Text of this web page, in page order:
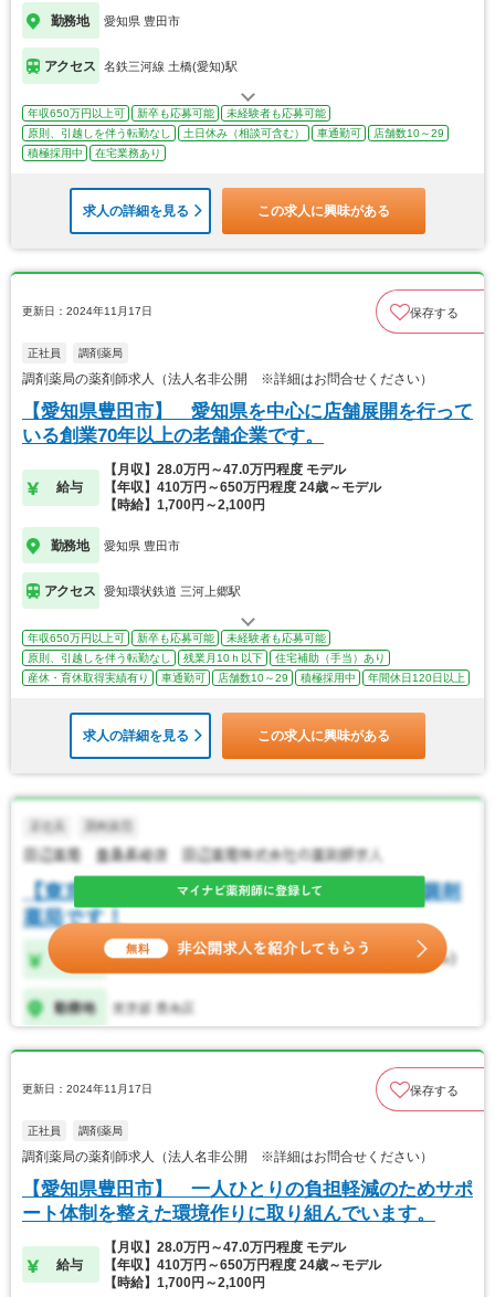
勤務地 愛知県 豊田市
アクセス 名鉄三河線 土橋(愛知)駅
年収650万円以上可 新卒も応募可能
未経験者も応募可能
原則、引越しを伴う転勤なし
土日休み（相談可含む） 車通勤可
店舗数10～29
積極採用中
在宅業務あり
求人の詳細を見る この求人に興味がある
更新日：2024年11月17日 保存する
正社員 調剤薬局
調剤薬局の薬剤師求人（法人名非公開 ※詳細はお問合せください）
【愛知県豊田市】 愛知県を中心に店舗展開を行って
いる創業70年以上の老舗企業です。
給与
【月収】28.0万円～47.0万円程度 モデル
【年収】410万円～650万円程度 24歳～モデル
【時給】1,700円～2,100円
勤務地 愛知県 豊田市
アクセス 愛知環状鉄道 三河上郷駅
年収650万円以上可 新卒も応募可能
未経験者も応募可能
原則、引越しを伴う転勤なし
残業月10ｈ以下
住宅補助（手当）あり
産休・育休取得実績有り
車通勤可 店舗数10～29 積極採用中 年間休日120日以上
求人の詳細を見る この求人に興味がある
更新日：2024年11月17日 保存する
正社員 調剤薬局
調剤薬局の薬剤師求人（法人名非公開 ※詳細はお問合せください）
【愛知県豊田市】 一人ひとりの負担軽減のためサポ
ート体制を整えた環境作りに取り組んでいます。
給与
【月収】28.0万円～47.0万円程度 モデル
【年収】410万円～650万円程度 24歳～モデル
【時給】1,700円～2,100円